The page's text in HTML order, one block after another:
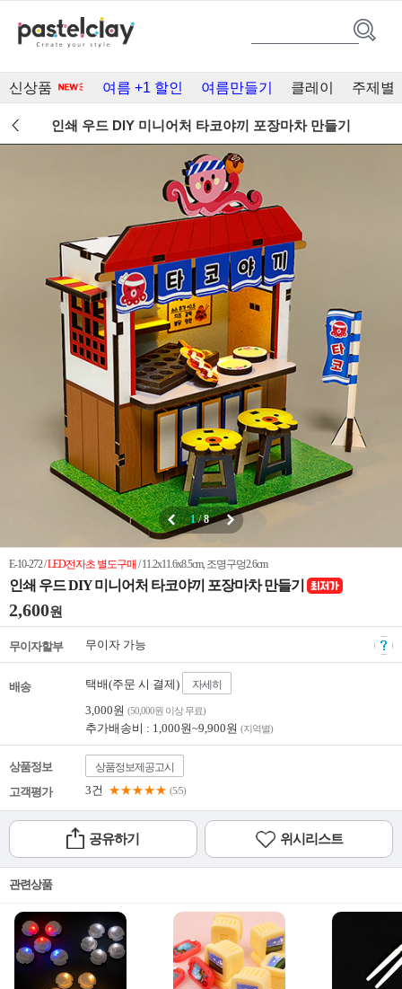
신상품 여름 +1 할인 여름만들기 클레이 주제별
인쇄 우드 DIY 미니어처 타코야끼 포장마차 만들기
1/8
E-10-272 /LED전자초 별도구매 / 11.2x11.6x8.5cm, 조명구멍2.6cm
인쇄 우드 DIY 미니어처 타코야끼 포장마차 만들기
2,600원
무이자할부 무이자 가능
배송 택배(주문 시 결제) 자세히
3,000원 (50,000원 이상 무료)
추가배송비 : 1,000원~9,900원 (지역별)
상품정보 상품정보제공고시
고객평가 3건 ★★★★★ (5/5)
공유하기 위시리스트
관련상품